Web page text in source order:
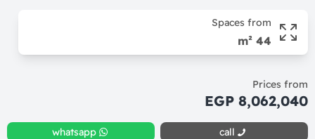
Spaces from
44 m²
Prices from
8,062,040 EGP
call
whatsapp